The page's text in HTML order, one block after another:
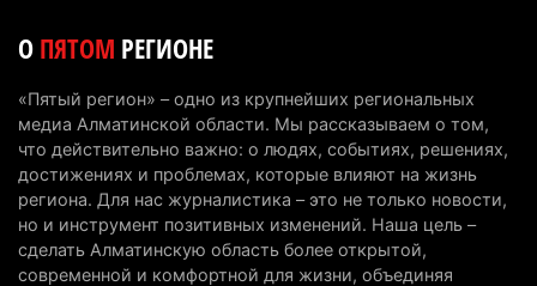
Проезд по БАКАД резко подорожал: в
тарифы
6 августа 2026 г. 14:36 228
Сильнейшие дзюдоисты мира приехали на
сборы в Алматинскую область
6 августа 2026 г. 12:12
ОПЯТОМ РЕГИОНЕ
«Пятый регион» – одно из крупнейших региональных
медиа Алматинской области. Мы рассказываем о том,
что действительно важно: о людях, событиях, решениях,
достижениях и проблемах, которые влияют на жизнь
региона. Для нас журналистика – это не только новости,
но и инструмент позитивных изменений. Наша цель –
сделать Алматинскую область более открытой,
современной и комфортной для жизни, объединяя